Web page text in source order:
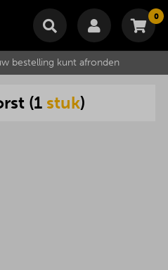
0
is momenteel leeg.
Subtotaal €
Bestellen
bestelling kunt afronden
(1 stuk)